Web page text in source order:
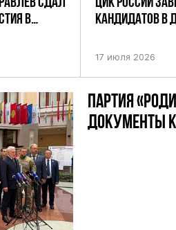
В
КАНДИДАТОВ В
17 июля 2026
ПАРТИЯ
ДОКУМЕНТЫ